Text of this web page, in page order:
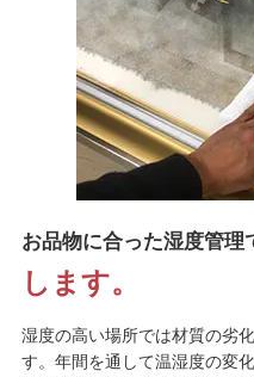
お品物に合った湿度管理
します。
湿度の高い場所では材質の劣
す。年間を通して温湿度の変